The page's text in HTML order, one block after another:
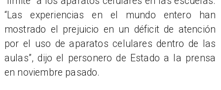
“Las experiencias en el mundo entero han
mostrado el prejuicio en un déficit de atención
por el uso de aparatos celulares dentro de las
aulas”, dijo el personero de Estado a la prensa
en noviembre pasado.